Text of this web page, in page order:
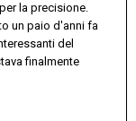
la precisione.
un paio d'anni fa
del
finalmente